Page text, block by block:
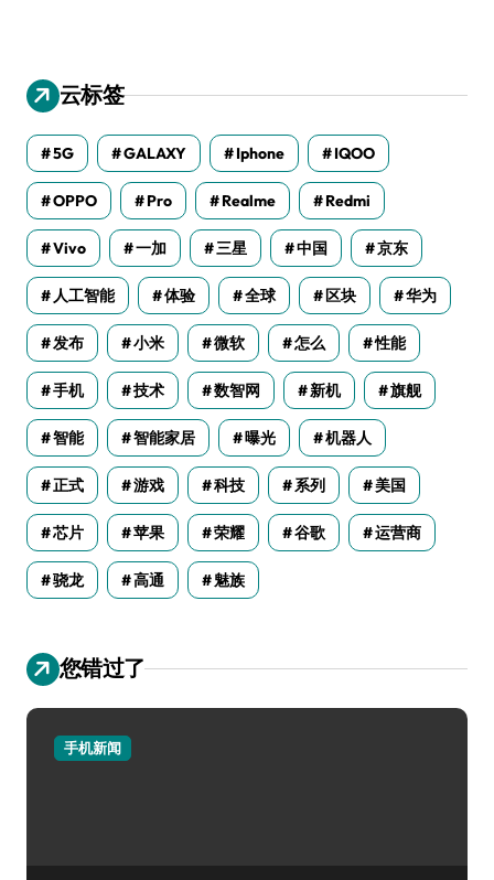
云标签
5G GALAXY Iphone IQOO
OPPO Pro Realme Redmi
Vivo 一加 三星 中国 京东
人工智能 体验 全球 区块 华为
发布 小米 微软 怎么 性能
手机 技术 数智网 新机 旗舰
智能 智能家居 曝光 机器人
正式 游戏 科技 系列 美国
芯片 苹果 荣耀 谷歌 运营商
骁龙 高通 魅族
您错过了
手机新闻